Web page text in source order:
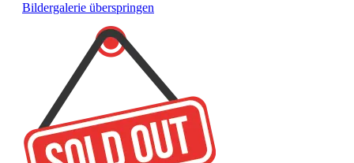
Bildergalerie überspringen